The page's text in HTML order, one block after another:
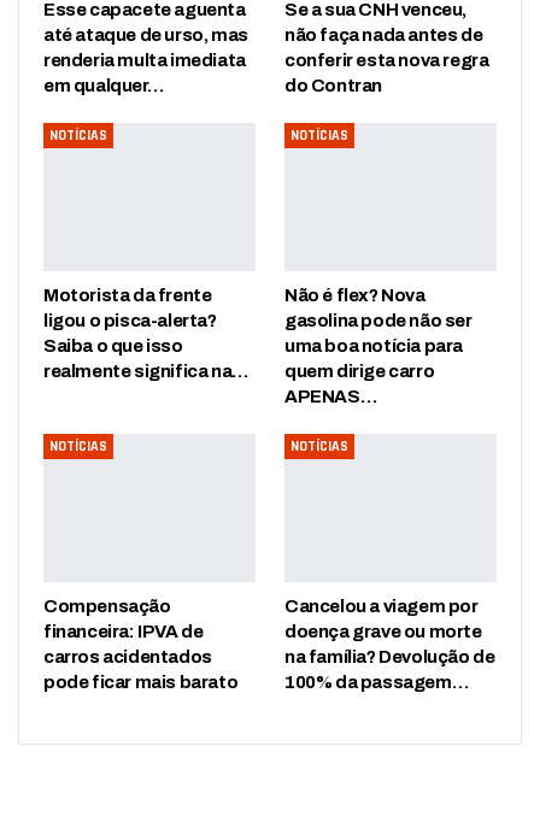
Esse capacete aguenta
até ataque de urso, mas
renderia multa imediata
em qualquer…
Se a sua CNH venceu,
não faça nada antes de
conferir esta nova regra
do Contran
NOTÍCIAS
Motorista da frente
ligou o pisca-alerta?
Saiba o que isso
realmente significa na…
NOTÍCIAS
Não é flex? Nova
gasolina pode não ser
uma boa notícia para
quem dirige carro
APENAS…
NOTÍCIAS
Compensação
financeira: IPVA de
carros acidentados
pode ficar mais barato
NOTÍCIAS
Cancelou a viagem por
doença grave ou morte
na família? Devolução de
100% da passagem…